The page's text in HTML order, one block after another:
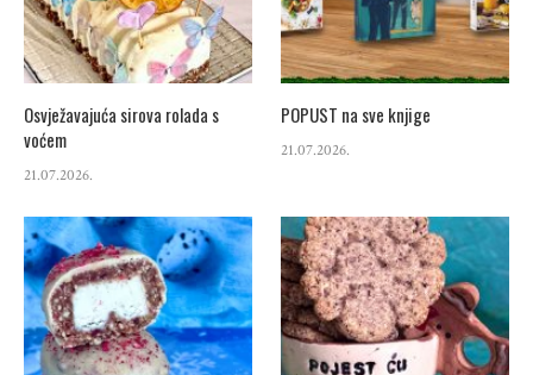
Osvježavajuća sirova rolada s
voćem
21.07.2026.
POPUST na sve knjige
21.07.2026.